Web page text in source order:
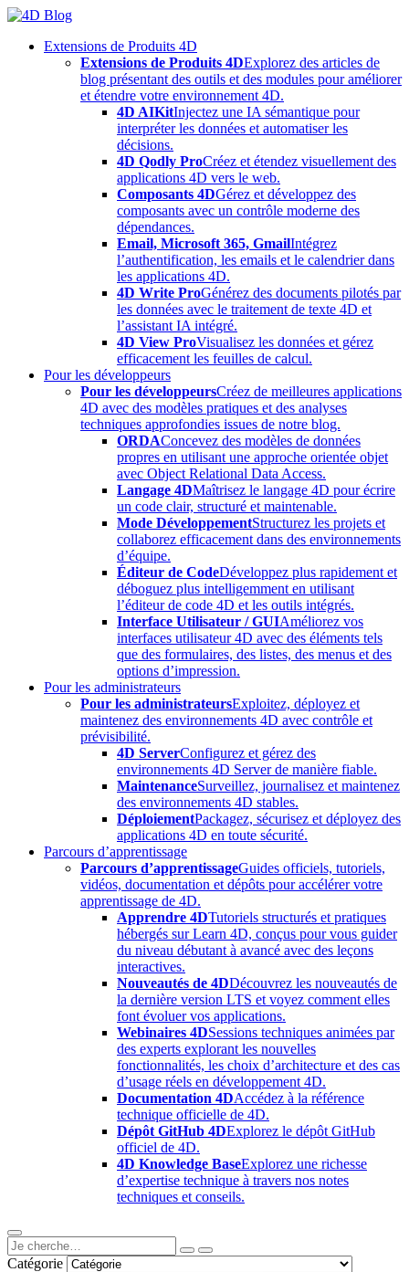
Skip
contentExtensions de Produits 4D
Extensions de Produits 4DExplorez des articles de
blog présentant des outils et des modules pour améliorer
et étendre votre environnement 4D.
4D AIKitInjectez une IA sémantique pour
interpréter les données et automatiser les
décisions.
4D Qodly ProCréez et étendez visuellement des
applications 4D vers le web.
Composants 4DGérez et développez des
composants avec un contrôle moderne des
dépendances.
Email, Microsoft 365, GmailIntégrez
l’authentification, les emails et le calendrier dans
les applications 4D.
4D Write ProGénérez des documents pilotés par
les données avec le traitement de texte 4D et
l’assistant IA intégré.
4D View ProVisualisez les données et gérez
efficacement les feuilles de calcul.
Pour les développeurs
Pour les développeursCréez de meilleures applications
4D avec des modèles pratiques et des analyses
techniques approfondies issues de notre blog.
ORDAConcevez des modèles de données
propres en utilisant une approche orientée objet
avec Object Relational Data Access.
Langage 4DMaîtrisez le langage 4D pour écrire
un code clair, structuré et maintenable.
Mode DéveloppementStructurez les projets et
collaborez efficacement dans des environnements
d’équipe.
Éditeur de CodeDéveloppez plus rapidement et
déboguez plus intelligemment en utilisant
l’éditeur de code 4D et les outils intégrés.
Interface Utilisateur / GUIAméliorez vos
interfaces utilisateur 4D avec des éléments tels
que des formulaires, des listes, des menus et des
options d’impression.
Pour les administrateurs
Pour les administrateursExploitez, déployez et
maintenez des environnements 4D avec contrôle et
prévisibilité.
4D ServerConfigurez et gérez des
environnements 4D Server de manière fiable.
MaintenanceSurveillez, journalisez et maintenez
des environnements 4D stables.
DéploiementPackagez, sécurisez et déployez des
applications 4D en toute sécurité.
Parcours d’apprentissage
Parcours d’apprentissageGuides officiels, tutoriels,
vidéos, documentation et dépôts pour accélérer votre
apprentissage de 4D.
Apprendre 4DTutoriels structurés et pratiques
hébergés sur Learn 4D, conçus pour vous guider
du niveau débutant à avancé avec des leçons
interactives.
Nouveautés de 4DDécouvrez les nouveautés de
la dernière version LTS et voyez comment elles
font évoluer vos applications.
Webinaires 4DSessions techniques animées par
des experts explorant les nouvelles
fonctionnalités, les choix d’architecture et des cas
d’usage réels en développement 4D.
Documentation 4DAccédez à la référence
technique officielle de 4D.
Dépôt GitHub 4DExplorez le dépôt GitHub
officiel de 4D.
4D Knowledge BaseExplorez une richesse
d’expertise technique à travers nos notes
techniques et conseils.
Catégorie